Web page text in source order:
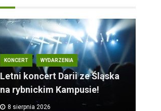
KONCERT WYDARZENIA
Letni koncert Darii ze Śląska
na rybnickim Kampusie!
8 sierpnia 2026